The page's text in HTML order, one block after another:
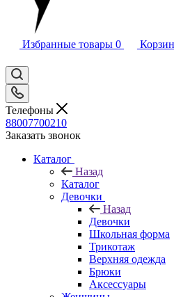
Избранные товары 0
Телефоны
88007700210
Заказать звонок
Каталог
Назад
Каталог
Девочки
Назад
Девочки
Школьная форма
Трикотаж
Верхняя одежда
Брюки
Аксессуары